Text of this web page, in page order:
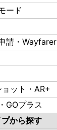
ード
請・Wayfarer
ット・AR+
GOプラス
から探す